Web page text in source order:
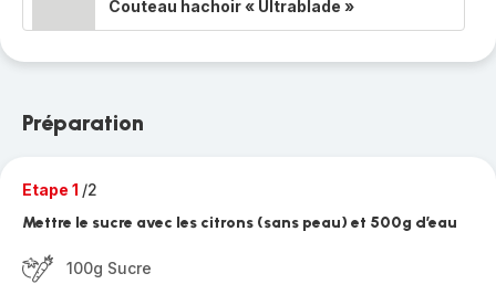
Couteau hachoir « Ultrablade »
Préparation
Etape 1 /2
Mettre le sucre avec les citrons (sans peau) et 500g d’eau
100g Sucre